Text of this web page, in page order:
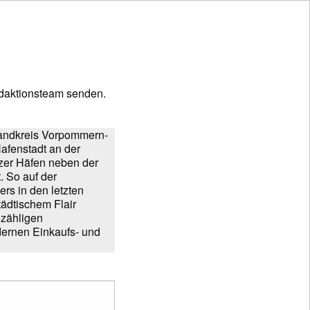
senden.
Vorpommern-
an der
Häfen neben der
So auf der
in den letzten
Flair
Einkaufs- und